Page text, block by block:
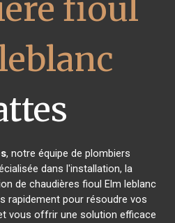
fioul
, notre équipe de plombiers
dans l'installation, la
de chaudières fioul Elm leblanc
rapidement pour résoudre vos
vous offrir une solution efficace